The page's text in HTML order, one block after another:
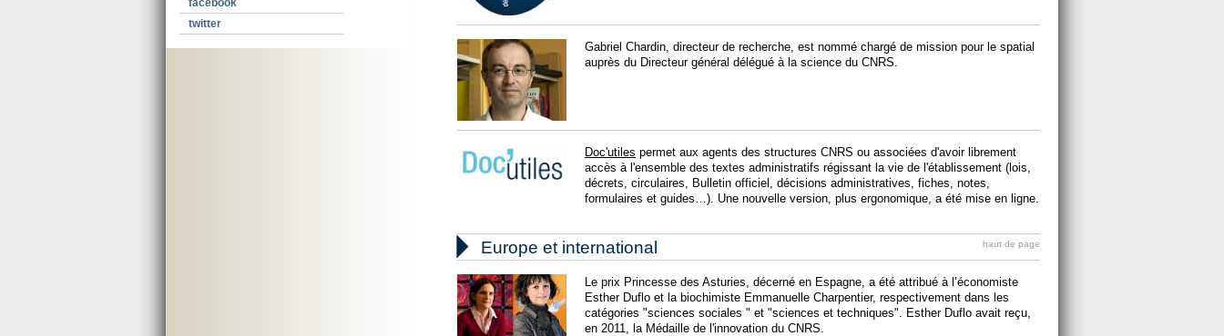
facebook
twitter
Gabriel Chardin, directeur de recherche, est nommé chargé de mission pour le spatial
auprès du Directeur général délégué à la science du CNRS.
Doc'utiles permet aux agents des structures CNRS ou associées d'avoir librement
accès à l'ensemble des textes administratifs régissant la vie de l'établissement (lois,
décrets, circulaires, Bulletin officiel, décisions administratives, fiches, notes,
formulaires et guides…). Une nouvelle version, plus ergonomique, a été mise en ligne.
 Europe et international haut de page
Le prix Princesse des Asturies, décerné en Espagne, a été attribué à l’économiste
Esther Duflo et la biochimiste Emmanuelle Charpentier, respectivement dans les
catégories "sciences sociales " et "sciences et techniques". Esther Duflo avait reçu,
en 2011, la Médaille de l'innovation du CNRS.